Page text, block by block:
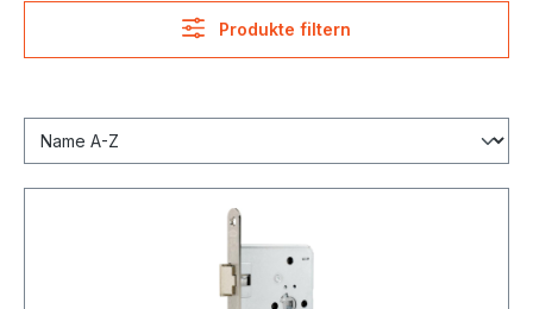
Produkte filtern